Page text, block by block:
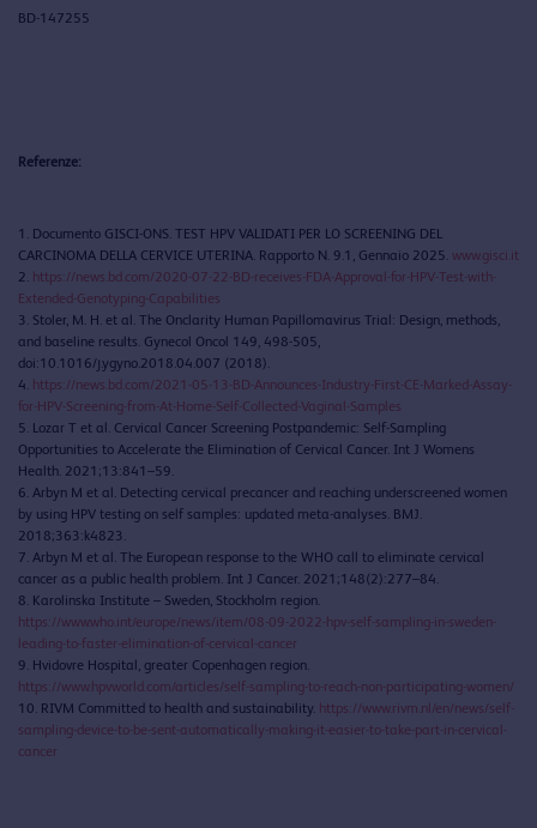
BD-147255
Referenze:
1. Documento GISCI-ONS. TEST HPV VALIDATI PER LO SCREENING DEL
CARCINOMA DELLA CERVICE UTERINA. Rapporto N. 9.1, Gennaio 2025. www.gisci.it
2. https://news.bd.com/2020-07-22-BD-receives-FDA-Approval-for-HPV-Test-with-
Extended-Genotyping-Capabilities
3. Stoler, M. H. et al. The Onclarity Human Papillomavirus Trial: Design, methods,
and baseline results. Gynecol Oncol 149, 498-505,
doi:10.1016/j.ygyno.2018.04.007 (2018).
4. https://news.bd.com/2021-05-13-BD-Announces-Industry-First-CE-Marked-Assay-
for-HPV-Screening-from-At-Home-Self-Collected-Vaginal-Samples
5. Lozar T et al. Cervical Cancer Screening Postpandemic: Self-Sampling
Opportunities to Accelerate the Elimination of Cervical Cancer. Int J Womens
Health. 2021;13:841–59.
6. Arbyn M et al. Detecting cervical precancer and reaching underscreened women
by using HPV testing on self samples: updated meta-analyses. BMJ.
2018;363:k4823.
7. Arbyn M et al. The European response to the WHO call to eliminate cervical
cancer as a public health problem. Int J Cancer. 2021;148(2):277–84.
8. Karolinska Institute – Sweden, Stockholm region.
https://www.who.int/europe/news/item/08-09-2022-hpv-self-sampling-in-sweden-
leading-to-faster-elimination-of-cervical-cancer
9. Hvidovre Hospital, greater Copenhagen region.
https://www.hpvworld.com/articles/self-sampling-to-reach-non-participating-women/
10. RIVM Committed to health and sustainability. https://www.rivm.nl/en/news/self-
sampling-device-to-be-sent-automatically-making-it-easier-to-take-part-in-cervical-
cancer